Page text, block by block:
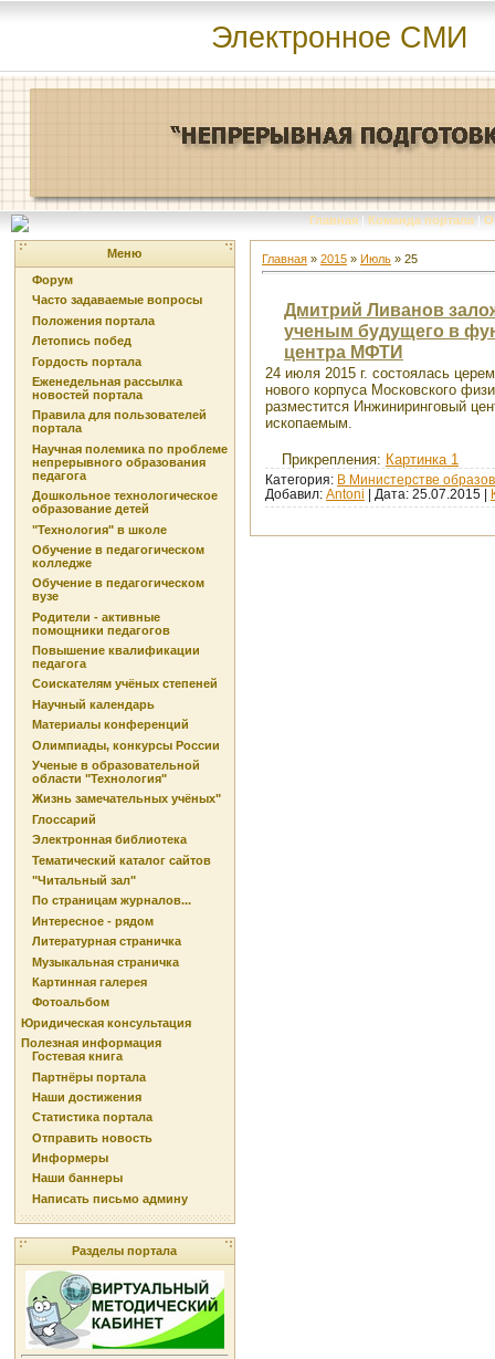
Электронное СМИ
Главная | Команда портала | О
Меню
Форум
Часто задаваемые вопросы
Положения портала
Летопись побед
Гордость портала
Еженедельная рассылка
новостей портала
Правила для пользователей
портала
Научная полемика по проблеме
непрерывного образования
педагога
Дошкольное технологическое
образование детей
"Технология" в школе
Обучение в педагогическом
колледже
Обучение в педагогическом
вузе
Родители - активные
помощники педагогов
Повышение квалификации
педагога
Соискателям учёных степеней
Научный календарь
Материалы конференций
Олимпиады, конкурсы России
Ученые в образовательной
области "Технология"
Жизнь замечательных учёных"
Глоссарий
Электронная библиотека
Тематический каталог сайтов
"Читальный зал"
По страницам журналов...
Интересное - рядом
Литературная страничка
Музыкальная страничка
Картинная галерея
Фотоальбом
Юридическая консультация
Полезная информация
Гостевая книга
Партнёры портала
Наши достижения
Статистика портала
Отправить новость
Информеры
Наши баннеры
Написать письмо админу
Разделы портала
Главная » 2015 » Июль » 25
Дмитрий Ливанов
ученым будущего в
центра МФТИ
24 июля 2015 г. состоялась
нового корпуса Московского
разместится Инжиниринговый
ископаемым.
Прикрепления: Картинка 1
Категория: В Министерстве
Добавил: Antoni | Дата: 25.07.2015